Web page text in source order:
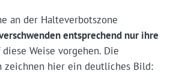
an der Halteverbotszone
entsprechend nur ihre
Weise vorgehen. Die
zeichnen hier ein deutliches Bild: